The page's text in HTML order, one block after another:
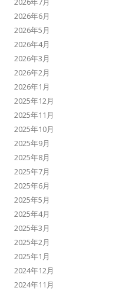
2026年6月
2026年5月
2026年4月
2026年3月
2026年2月
2026年1月
2025年12月
2025年11月
2025年10月
2025年9月
2025年8月
2025年7月
2025年6月
2025年5月
2025年4月
2025年3月
2025年2月
2025年1月
2024年12月
2024年11月